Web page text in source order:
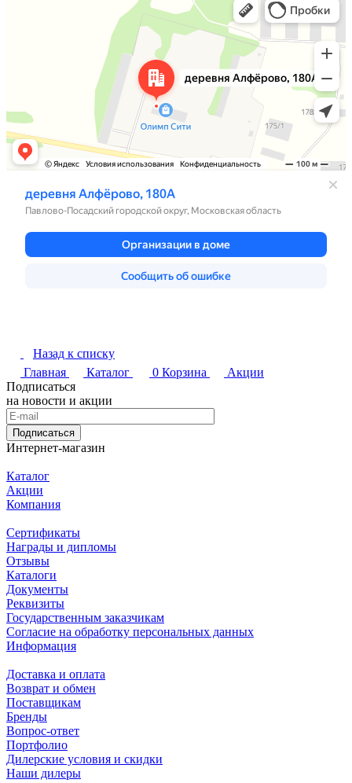
Назад к списку
Главная
Каталог 0 Корзина
Акции
Подписаться
на новости и акции
Подписаться
Интернет-магазин
Каталог
Акции
Компания
Сертификаты
Награды и дипломы
Отзывы
Каталоги
Документы
Реквизиты
Государственным заказчикам
Согласие на обработку персональных данных
Информация
Доставка и оплата
Возврат и обмен
Поставщикам
Бренды
Вопрос-ответ
Портфолио
Дилерские условия и скидки
Наши дилеры